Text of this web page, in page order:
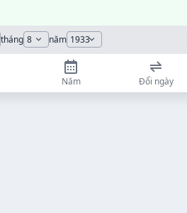
tháng năm
Năm Đổi ngày